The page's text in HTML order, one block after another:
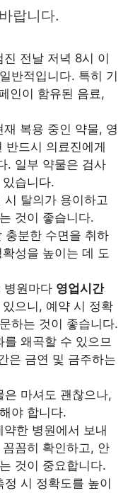
랍니다.
진 전날 저녁 8시 이
반적입니다. 특히 기
인이 함유된 음료,
재 복용 중인 약물, 영
반드시 의료진에게
. 일부 약물은 검사
습니다.
시 탈의가 용이하고
것이 좋습니다.
충분한 수면을 취하
성을 높이는 데 도
병원마다 영업시간
으니, 예약 시 정확
하는 것이 좋습니다.
를 왜곡할 수 있으므
은 금연 및 금주하는
은 마셔도 괜찮으나,
야 합니다.
약한 병원에서 보내
꼼히 확인하고, 안
것이 중요합니다.
정 시 정확도를 높이